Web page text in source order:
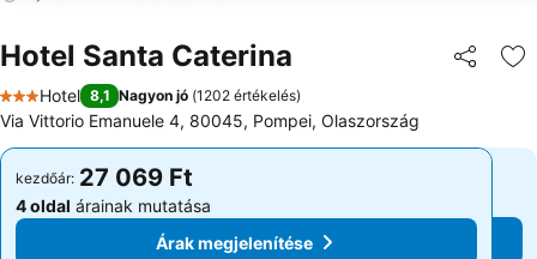
Hotel Santa Caterina
3 Kategória
Hotel 8,1 Nagyon jó (1202 értékelés)
Via Vittorio Emanuele 4, 80045, Pompei, Olaszország
kezdőár: 27 069 Ft
4 oldal árainak mutatása
Árak megjelenítése
kezdőár: 27 069 Ft
4 oldal árainak mutatása
Árak megjelenítése